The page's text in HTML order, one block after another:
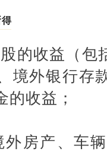
得
的收益（包
境外银行存
的收益；
外房产、车